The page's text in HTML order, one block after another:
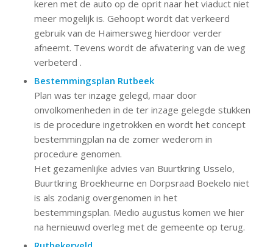
keren met de auto op de oprit naar het viaduct niet
meer mogelijk is. Gehoopt wordt dat verkeerd
gebruik van de Haimersweg hierdoor verder
afneemt. Tevens wordt de afwatering van de weg
verbeterd .
Bestemmingsplan Rutbeek
Plan was ter inzage gelegd, maar door
onvolkomenheden in de ter inzage gelegde stukken
is de procedure ingetrokken en wordt het concept
bestemmingplan na de zomer wederom in
procedure genomen.
Het gezamenlijke advies van Buurtkring Usselo,
Buurtkring Broekheurne en Dorpsraad Boekelo niet
is als zodanig overgenomen in het
bestemmingsplan. Medio augustus komen we hier
na hernieuwd overleg met de gemeente op terug.